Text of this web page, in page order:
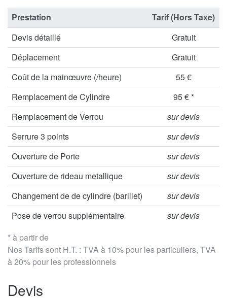
* à partir de
Nos Tarifs sont H.T. : TVA à 10% pour les particuliers, TVA
à 20% pour les professionnels
Prestation
Tarif (Hors Taxe)
Devis détaillé
Gratuit
Déplacement
Gratuit
Coût de la mainœuvre (/heure)
55 €
Remplacement de Cylindre
95 € *
Remplacement de Verrou
sur devis
Serrure 3 points
sur devis
Ouverture de Porte
sur devis
Ouverture de rideau metallique
sur devis
Changement de de cylindre (barillet)
sur devis
Pose de verrou supplémentaire
sur devis
Devis